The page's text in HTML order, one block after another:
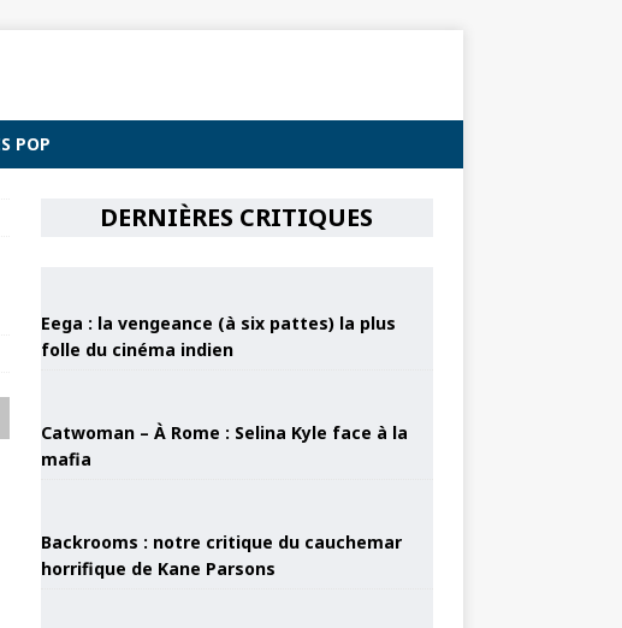
POP
DERNIÈRES CRITIQUES
Eega : la vengeance (à six pattes) la plus
folle du cinéma indien
Catwoman – À Rome : Selina Kyle face à la
mafia
Backrooms : notre critique du cauchemar
horrifique de Kane Parsons